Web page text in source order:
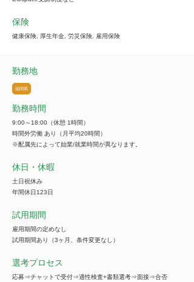
保険
健康保険, 厚生年金, 労災保険, 雇用保険
勤務地
福岡県
勤務時間
9:00～18:00（休憩 1時間）
時間外労働 あり（月平均20時間）
※配属先によって始業/就業時間が異なります。
休日・休暇
土日祝休み
年間休日123日
試用期間
雇用期間の定めなし
試用期間あり（3ヶ月、条件変更なし）
選考プロセス
応募⇒チャットで受付⇒適性検査+書類選考⇒面接⇒合否